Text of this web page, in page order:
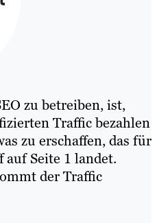
zu betreiben, ist,
Traffic bezahlen
zu erschaffen, das für
Seite 1 landet.
der Traffic